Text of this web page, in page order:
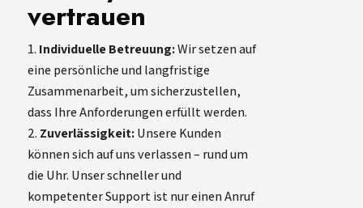
vertrauen
Individuelle Betreuung:Wir setzen auf
eine persönliche und langfristige
Zusammenarbeit, um sicherzustellen,
dass Ihre Anforderungen erfüllt werden.
Zuverlässigkeit:Unsere Kunden
können sich auf uns verlassen – rund um
die Uhr. Unser schneller und
kompetenter Support ist nur einen Anruf